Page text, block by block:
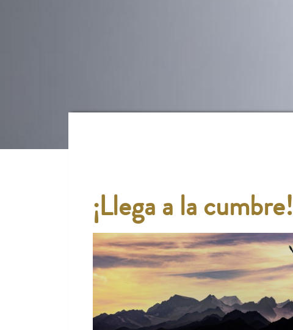
¡Llega a la cumbre!